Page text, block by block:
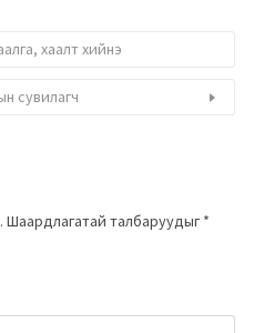
хаалт хийнэ
сувилагч
Шаардлагатай талбаруудыг *